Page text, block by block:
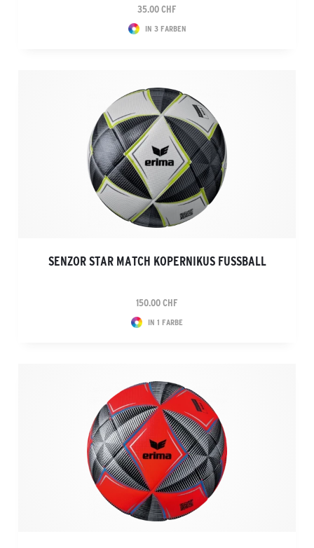
35.00 CHF
IN 3 FARBEN
SENZOR STAR MATCH KOPERNIKUS FUSSBALL
150.00 CHF
IN 1 FARBE